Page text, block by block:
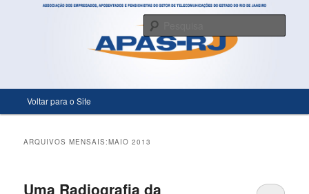
Só mais um site WordPress
Pular para o conteúdo principal
Pular para o conteúdo secundário
Voltar para o Site
ARQUIVOS MENSAIS:MAIO 2013
Uma Radiografia da